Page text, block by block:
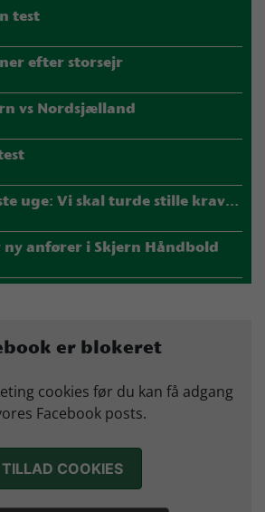
test
efter storsejr
vs Nordsjælland
Carlén efter første uge: Vi skal turde stille krav til hinanden
ny anfører i Skjern Håndbold
udlejes til HØJ Elite
af efter 17 sæsoner i grønt
er blokeret
cookies før du kan få adgang
Facebook posts.
TILLAD COOKIES